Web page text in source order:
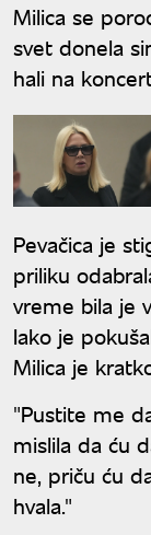
Milica se
svet donela
hali na
Pevačica je
priliku
vreme bila je
Iako je
Milica je
"Pustite me
mislila da ću
ne, priču ću
hvala."